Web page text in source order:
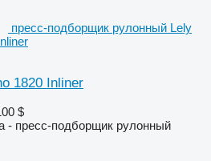
пресс-подборщик рулонный Lely
1820 Inliner
$
- пресс-подборщик рулонный